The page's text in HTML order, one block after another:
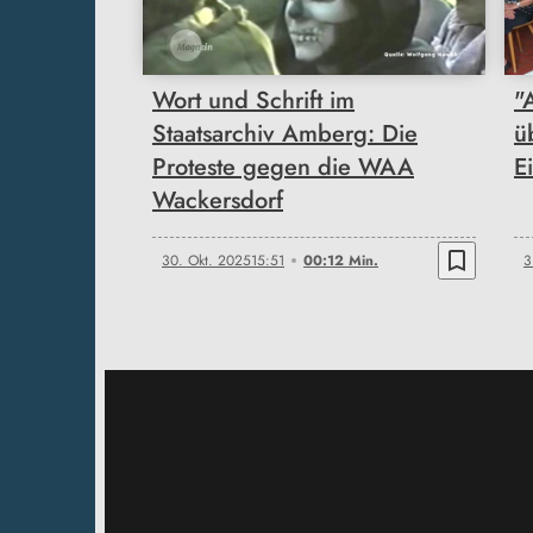
Wort und Schrift im
Staatsarchiv Amberg: Die
Proteste gegen die WAA
Wackersdorf
30. Okt. 202515:51 00:12 Min. bookmark_border